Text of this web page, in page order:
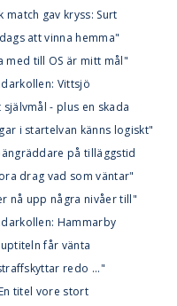
match gav kryss: Surt
att vinna hemma"
med till OS är mitt mål"
Vittsjö
- plus en skada
i startelvan känns logiskt"
på tilläggstid
drag vad som väntar"
nå upp några nivåer till"
Hammarby
får vänta
redo ..."
titel vore stort